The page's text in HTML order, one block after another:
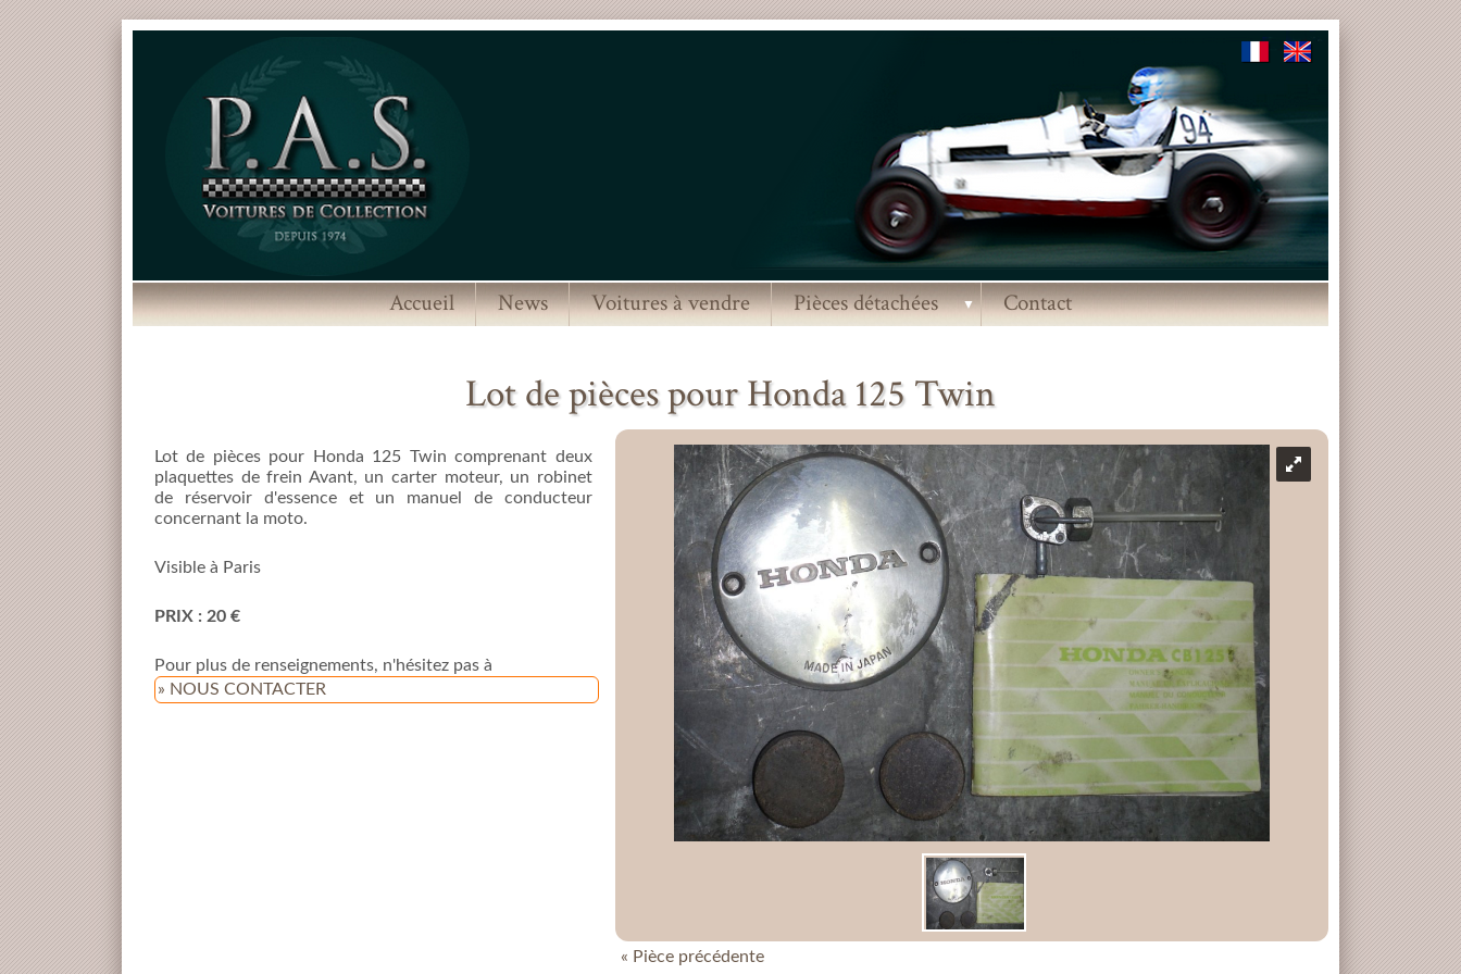
Accueil News Voitures à vendre Pièces détachées ▼ Contact
Lot de pièces pour Honda 125 Twin
« Pièce précédente
Lot de pièces pour Honda 125 Twin comprenant deux
plaquettes de frein Avant, un carter moteur, un robinet
de réservoir d'essence et un manuel de conducteur
concernant la moto.
Visible à Paris
PRIX : 20 €
Pour plus de renseignements, n'hésitez pas à
» NOUS CONTACTER